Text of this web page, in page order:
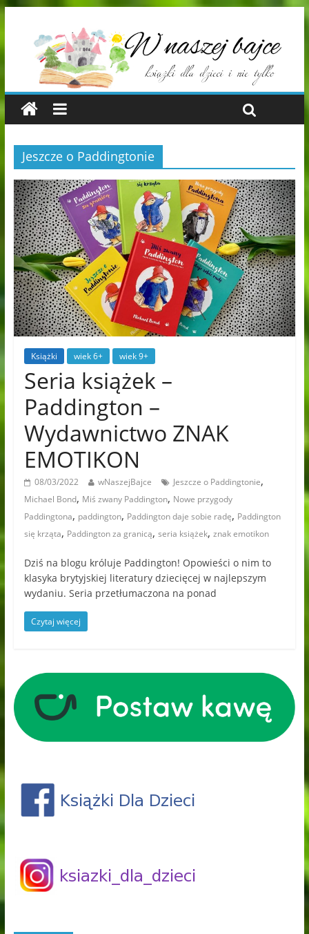
Jeszcze o Paddingtonie
Książki wiek 6+ wiek 9+
Seria książek –
Paddington –
Wydawnictwo ZNAK
EMOTIKON
08/03/2022 wNaszejBajce Jeszcze o Paddingtonie,
Michael Bond, Miś zwany Paddington, Nowe przygody
Paddingtona, paddington, Paddington daje sobie radę, Paddington
się krząta, Paddington za granicą, seria książek, znak emotikon
Dziś na blogu króluje Paddington! Opowieści o nim to
klasyka brytyjskiej literatury dziecięcej w najlepszym
wydaniu. Seria przetłumaczona na ponad
Czytaj więcej